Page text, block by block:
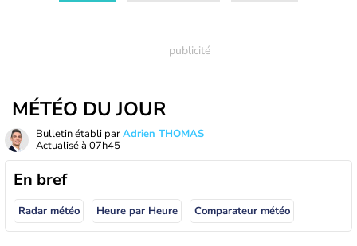
MÉTÉO DU JOUR
Bulletin établi parAdrien THOMAS
Actualisé à 07h45
En bref
Radar météo Heure par Heure Comparateur météo